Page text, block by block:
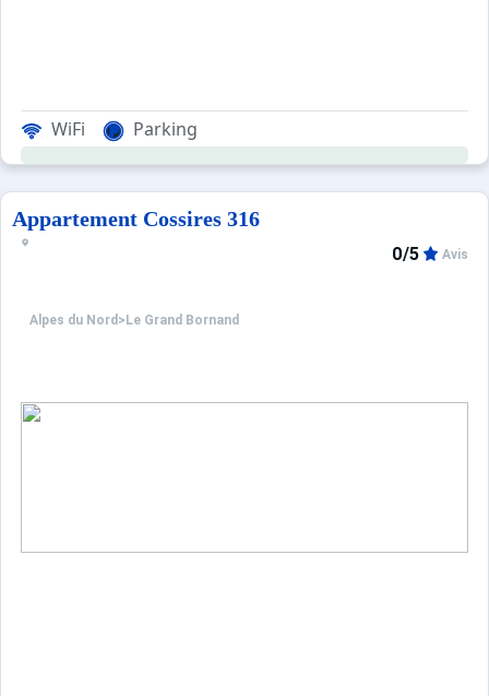
WiFi Parking
Appartement Cossires 316
Alpes du Nord > Le Grand Bornand
0/5 Avis